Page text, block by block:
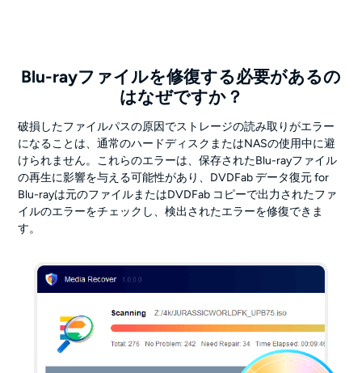
Blu-rayファイルを修復する必要があるの
はなぜですか？
破損したファイルパスの原因でストレージの読み取りがエラー
になることは、通常のハードディスクまたはNASの使用中に避
けられません。これらのエラーは、保存されたBlu-rayファイル
の再生に影響を与える可能性があり、DVDFab データ復元 for
Blu-rayは元のファイルまたはDVDFab コピーで出力されたファ
イルのエラーをチェックし、検出されたエラーを修復できま
す。